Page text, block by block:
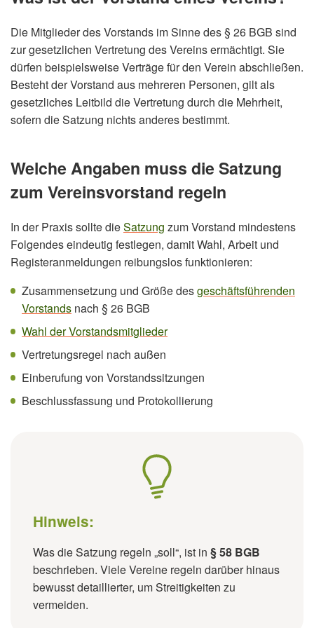
Die Mitglieder des Vorstands im Sinne des § 26 BGB sind
zur gesetzlichen Vertretung des Vereins ermächtigt. Sie
dürfen beispielsweise Verträge für den Verein abschließen.
Besteht der Vorstand aus mehreren Personen, gilt als
gesetzliches Leitbild die Vertretung durch die Mehrheit,
sofern die Satzung nichts anderes bestimmt.
Welche Angaben muss die Satzung
zum Vereinsvorstand regeln
In der Praxis sollte dieSatzung zum Vorstand mindestens
Folgendes eindeutig festlegen, damit Wahl, Arbeit und
Registeranmeldungen reibungslos funktionieren:
Zusammensetzung und Größe desgeschäftsführenden
Vorstands nach § 26 BGB
Wahl der Vorstandsmitglieder
Vertretungsregel nach außen
Einberufung von Vorstandssitzungen
Beschlussfassung und Protokollierung
Hinweis:
Was die Satzung regeln „soll“, ist in § 58 BGB
beschrieben. Viele Vereine regeln darüber hinaus
bewusst detaillierter, um Streitigkeiten zu
vermeiden.